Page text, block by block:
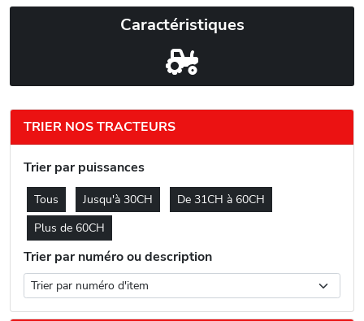
Caractéristiques
TRIER NOS TRACTEURS
Trier par puissances
Tous Jusqu'à 30CH
De 31CH à 60CH
Plus de 60CH
Trier par numéro ou description